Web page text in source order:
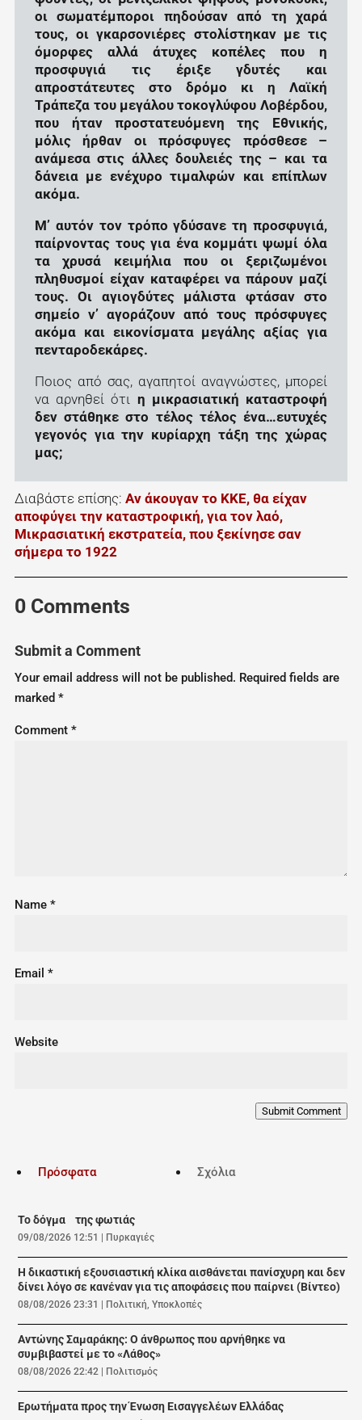
οι σωματέμποροι πηδούσαν από τη χαρά
τους, οι γκαρσονιέρες στολίστηκαν με τις
όμορφες αλλά άτυχες κοπέλες που η
προσφυγιά τις έριξε γδυτές και
απροστάτευτες στο δρόμο κι η Λαϊκή
Τράπεζα του μεγάλου τοκογλύφου Λοβέρδου,
που ήταν προστατευόμενη της Εθνικής,
μόλις ήρθαν οι πρόσφυγες πρόσθεσε –
ανάμεσα στις άλλες δουλειές της – και τα
δάνεια με ενέχυρο τιμαλφών και επίπλων
ακόμα.
Μ’ αυτόν τον τρόπο γδύσανε τη προσφυγιά,
παίρνοντας τους για ένα κομμάτι ψωμί όλα
τα χρυσά κειμήλια που οι ξεριζωμένοι
πληθυσμοί είχαν καταφέρει να πάρουν μαζί
τους. Οι αγιογδύτες μάλιστα φτάσαν στο
σημείο ν’ αγοράζουν από τους πρόσφυγες
ακόμα και εικονίσματα μεγάλης αξίας για
πενταροδεκάρες.
Ποιος από σας, αγαπητοί αναγνώστες, μπορεί
να αρνηθεί ότι η μικρασιατική καταστροφή
δεν στάθηκε στο τέλος τέλος ένα…ευτυχές
γεγονός για την κυρίαρχη τάξη της χώρας
μας;
Διαβάστε επίσης: Αν άκουγαν το ΚΚΕ, θα είχαν
αποφύγει την καταστροφική, για τον λαό,
Μικρασιατική εκστρατεία, που ξεκίνησε σαν
σήμερα το 1922
0 Comments
Submit a Comment
Your email address will not be published. Required fields are
marked *
Comment *
Name *
Email *
Website
Submit Comment
Πρόσφατα Σχόλια
Το δόγμα της φωτιάς
09/08/2026 12:51 Πυρκαγιές
Η δικαστική εξουσιαστική κλίκα αισθάνεται πανίσχυρη και δεν
δίνει λόγο σε κανέναν για τις αποφάσεις που παίρνει (Βίντεο)
08/08/2026 23:31 Πολιτική,Υποκλοπές
Αντώνης Σαμαράκης: Ο άνθρωπος που αρνήθηκε να
συμβιβαστεί με το «Λάθος»
08/08/2026 22:42 Πολιτισμός
Ερωτήματα προς την Ένωση Εισαγγελέων Ελλάδας